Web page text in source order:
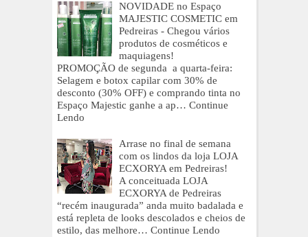
NOVIDADE no Espaço
MAJESTIC COSMETIC em
Pedreiras - Chegou vários
produtos de cosméticos e
maquiagens!
PROMOÇÃO de segunda a quarta-feira:
Selagem e botox capilar com 30% de
desconto (30% OFF) e comprando tinta no
Espaço Majestic ganhe a ap… Continue
Lendo
Arrase no final de semana
com os lindos da loja LOJA
ECXORYA em Pedreiras!
A conceituada LOJA
ECXORYA de Pedreiras
“recém inaugurada” anda muito badalada e
está repleta de looks descolados e cheios de
estilo, das melhore… Continue Lendo